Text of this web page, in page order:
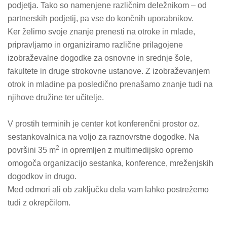
podjetja. Tako so namenjene različnim deležnikom – od
partnerskih podjetij, pa vse do končnih uporabnikov.
Ker želimo svoje znanje prenesti na otroke in mlade,
pripravljamo in organiziramo različne prilagojene
izobraževalne dogodke za osnovne in srednje šole,
fakultete in druge strokovne ustanove. Z izobraževanjem
otrok in mladine pa posledično prenašamo znanje tudi na
njihove družine ter učitelje.
V prostih terminih je center kot konferenčni prostor oz.
sestankovalnica na voljo za raznovrstne dogodke. Na
površini 35 m2 in opremljen z multimedijsko opremo
omogoča organizacijo sestanka, konference, mreženjskih
dogodkov in drugo.
Med odmori ali ob zaključku dela vam lahko postrežemo
tudi z okrepčilom.